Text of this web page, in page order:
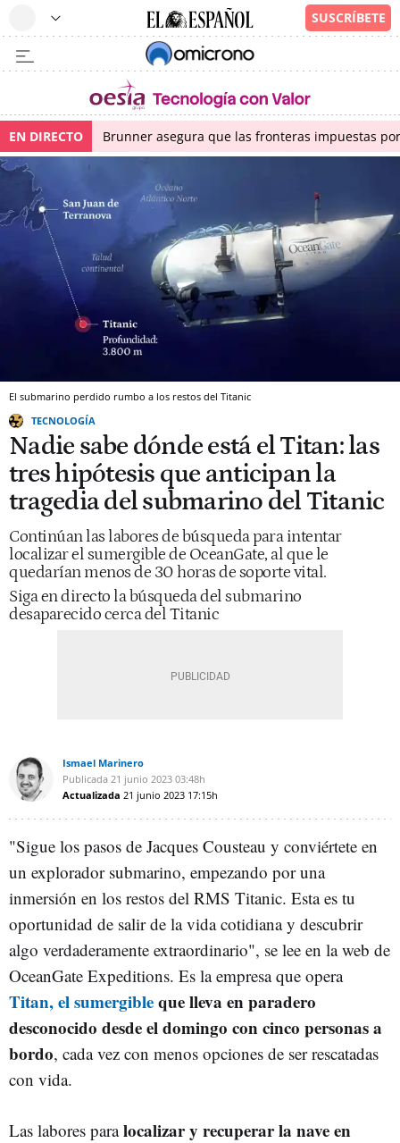
EN DIRECTO Brunner asegura que las fronteras impuestas
El submarino perdido rumbo a los restos del Titanic
TECNOLOGÍA
Nadie sabe dónde está el Titan: las
tres hipótesis que anticipan la
tragedia del submarino del Titanic
Continúan las labores de búsqueda para intentar
localizar el sumergible de OceanGate, al que le
quedarían menos de 30 horas de soporte vital.
Siga en directo la búsqueda del submarino
desaparecido cerca del Titanic
Ismael Marinero
Publicada 21 junio 2023 03:48h
Actualizada 21 junio 2023 17:15h
"Sigue los pasos de Jacques Cousteau y conviértete en
un explorador submarino, empezando por una
inmersión en los restos del RMS Titanic. Esta es tu
oportunidad de salir de la vida cotidiana y descubrir
algo verdaderamente extraordinario", se lee en la web de
OceanGate Expeditions. Es la empresa que opera
Titan, el sumergibleque lleva en paradero
desconocido desde el domingo con cinco personas a
bordo, cada vez con menos opciones de ser rescatadas
con vida.
Las labores paralocalizar y recuperar la nave en